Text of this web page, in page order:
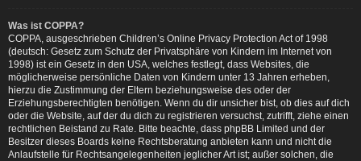
Was ist COPPA?
COPPA, ausgeschrieben Children’s Online Privacy Protection Act of 1998
(deutsch: Gesetz zum Schutz der Privatsphäre von Kindern im Internet von
1998) ist ein Gesetz in den USA, welches festlegt, dass Websites, die
möglicherweise persönliche Daten von Kindern unter 13 Jahren erheben,
hierzu die Zustimmung der Eltern beziehungsweise des oder der
Erziehungsberechtigten benötigen. Wenn du dir unsicher bist, ob dies auf dich
oder die Website, auf der du dich zu registrieren versuchst, zutrifft, ziehe einen
rechtlichen Beistand zu Rate. Bitte beachte, dass phpBB Limited und der
Besitzer dieses Boards keine Rechtsberatung anbieten kann und nicht die
Anlaufstelle für Rechtsangelegenheiten jeglicher Art ist; außer solchen, die